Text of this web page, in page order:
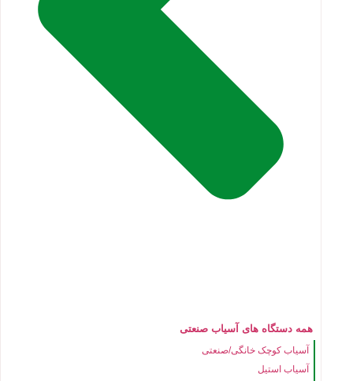
همه دستگاه های آسیاب صنعتی
آسیاب کوچک خانگی/صنعتی
آسیاب استیل